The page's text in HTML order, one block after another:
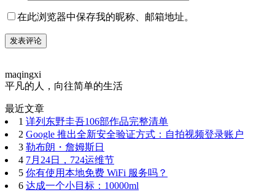
在此浏览器中保存我的昵称、邮箱地址。
maqingxi
平凡的人，向往简单的生活
最近文章
1 详列东野圭吾106部作品完整清单
2 Google 推出全新安全验证方式：自拍视频登录账户
3 勒布朗・詹姆斯日
4 7月24日，724运维节
5 你有使用本地免费 WiFi 服务吗？
6 达成一个小目标：10000ml